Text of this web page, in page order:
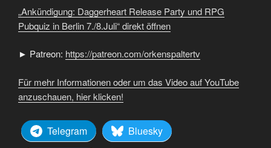
von
YouTube
anzeigen
„Ankündigung: Daggerheart Release Party und RPG
Pubquiz in Berlin 7./8.Juli“ direkt öffnen
► Patreon: https://patreon.com/orkenspaltertv
Für mehr Informationen oder um das Video auf YouTube
anzuschauen, hier klicken!
Telegram
Bluesky